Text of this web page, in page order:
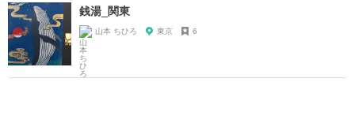
銭湯_関東
山本 ちひろ 東京 6